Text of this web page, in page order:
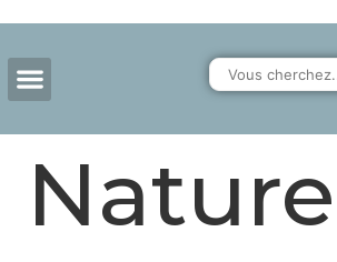
Nature